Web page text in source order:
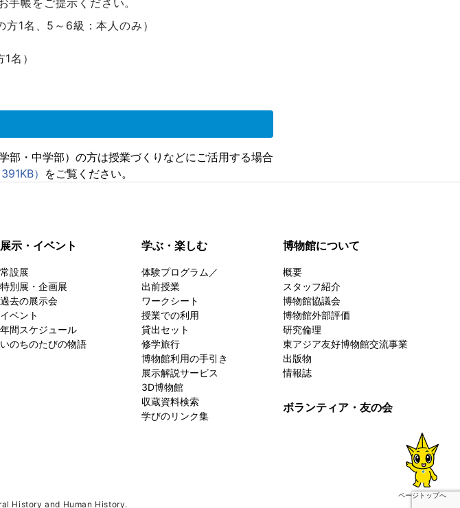
1名、5～6級：本人のみ）
名）
部・中学部）の方は授業づくりなどにご活用する場合
） をご覧ください。
展示・イベント
常設展
特別展・企画展
過去の展示会
イベント
年間スケジュール
いのちのたびの物語
学ぶ・楽しむ
体験プログラム／
出前授業
ワークシート
授業での利用
貸出セット
修学旅行
博物館利用の手引き
展示解説サービス
3D博物館
収蔵資料検索
学びのリンク集
博物館について
概要
スタッフ紹介
博物館協議会
博物館外部評価
研究倫理
東アジア友好博物館交流事業
出版物
情報誌
ボランティア・友の会
History and Human History.
ページトップへ